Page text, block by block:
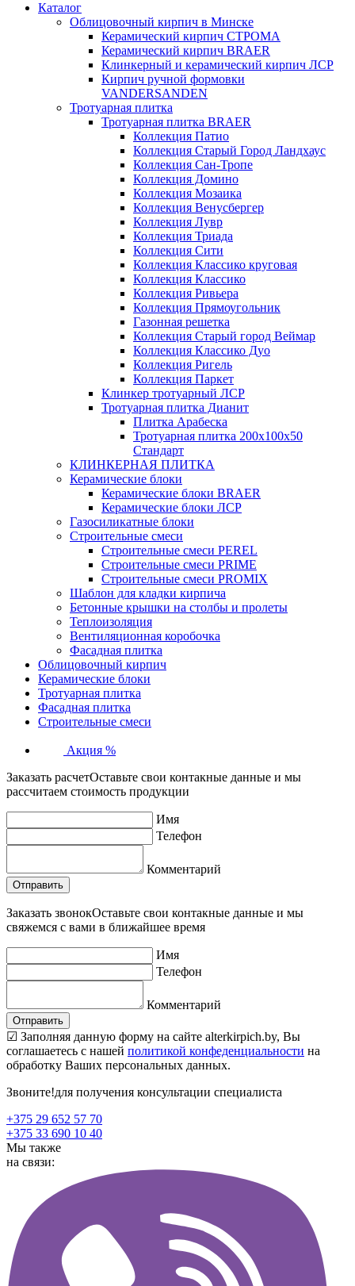
Каталог
Облицовочный кирпич в Минске
Керамический кирпич СТРОМА
Керамический кирпич BRAER
Клинкерный и керамический кирпич ЛСР
Кирпич ручной формовки
VANDERSANDEN
Тротуарная плитка
Тротуарная плитка BRAER
Коллекция Патио
Коллекция Старый Город Ландхаус
Коллекция Сан-Тропе
Коллекция Домино
Коллекция Мозаика
Коллекция Венусбергер
Коллекция Лувр
Коллекция Триада
Коллекция Сити
Коллекция Классико круговая
Коллекция Классико
Коллекция Ривьера
Коллекция Прямоугольник
Газонная решетка
Коллекция Старый город Веймар
Коллекция Классико Дуо
Коллекция Ригель
Коллекция Паркет
Клинкер тротуарный ЛСР
Тротуарная плитка Дианит
Плитка Арабеска
Тротуарная плитка 200х100х50
Стандарт
КЛИНКЕРНАЯ ПЛИТКА
Керамические блоки
Керамические блоки BRAER
Керамические блоки ЛСР
Газосиликатные блоки
Строительные смеси
Строительные смеси PEREL
Строительные смеси PRIME
Строительные смеси PROMIX
Шаблон для кладки кирпича
Бетонные крышки на столбы и пролеты
Теплоизоляция
Вентиляционная коробочка
Фасадная плитка
Облицовочный кирпич
Керамические блоки
Тротуарная плитка
Фасадная плитка
Строительные смеси
Акция %
Заказать расчетОставьте свои контакные данные и мы
рассчитаем стоимость продукции
Имя
Телефон
Комментарий
Заказать звонокОставьте свои контакные данные и мы
свяжемся с вами в ближайшее время
Имя
Телефон
Комментарий
☑ Заполняя данную форму на сайте alterkirpich.by, Вы
соглашаетесь с нашей политикой конфеденциальности на
обработку Ваших персональных данных.
Звоните!для получения консультации специалиста
+375 29 652 57 70
+375 33 690 10 40
Мы также
на связи: